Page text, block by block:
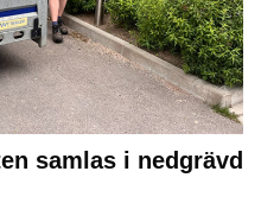
samlas i nedgrävd